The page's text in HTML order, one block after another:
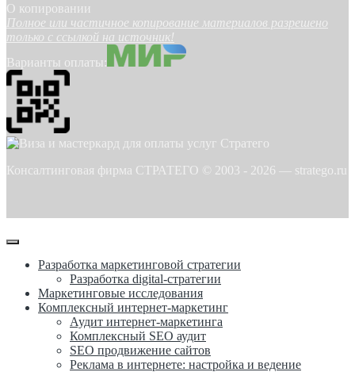
О копировании
Полное или частичное копирование материалов разрешено
только с ссылкой на источник!
Варианты оплаты:
Консалтинговая фирма СТРАТЕГО © 2003 - 2026 — stratego.ru
Разработка маркетинговой стратегии
Разработка digital-стратегии
Маркетинговые исследования
Комплексный интернет-маркетинг
Аудит интернет-маркетинга
Комплексный SEO аудит
SEO продвижение сайтов
Реклама в интернете: настройка и ведение